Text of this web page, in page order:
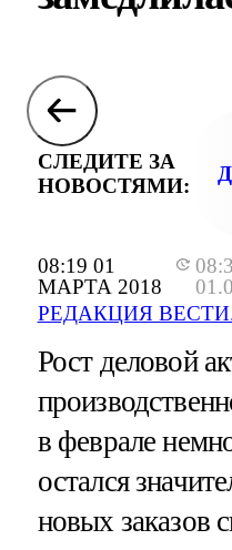
08:19 01
МАРТА 2018
РЕДАКЦИЯ
СЛЕДИТЕ ЗА
НОВОСТЯМИ:
Рост деловой
в феврале
остался
новых заказов